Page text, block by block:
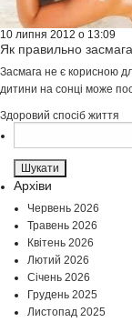
10 липня 2012 о 13:09
Як правильно
Засмага не є корисною
дитини на сонці може
Здоровий спосіб життя
Архіви
Червень 2026
Травень 2026
Квітень 2026
Лютий 2026
Січень 2026
Грудень 2025
Листопад 2025